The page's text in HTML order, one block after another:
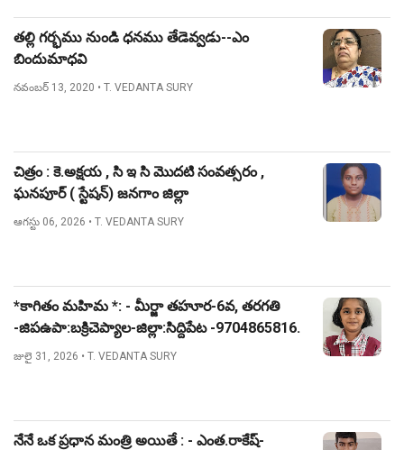
తల్లి గర్భము నుండి ధనము తేడెవ్వడు--ఎం
బిందుమాధవి
నవంబర్ 13, 2020 • T. VEDANTA SURY
చిత్రం : కె.అక్షయ , సి ఇ సి మొదటి సంవత్సరం ,
ఘనపూర్ ( స్టేషన్) జనగాం జిల్లా
ఆగస్టు 06, 2026 • T. VEDANTA SURY
*కాగితం మహిమ *: - మీర్జా తహూర-6వ, తరగతి
-జిపఉపా:బక్రిచెప్యాల-జిల్లా:సిద్దిపేట -9704865816.
జులై 31, 2026 • T. VEDANTA SURY
నేనే ఒక ప్రధాన మంత్రి అయితే : - ఎంత.రాకేష్-